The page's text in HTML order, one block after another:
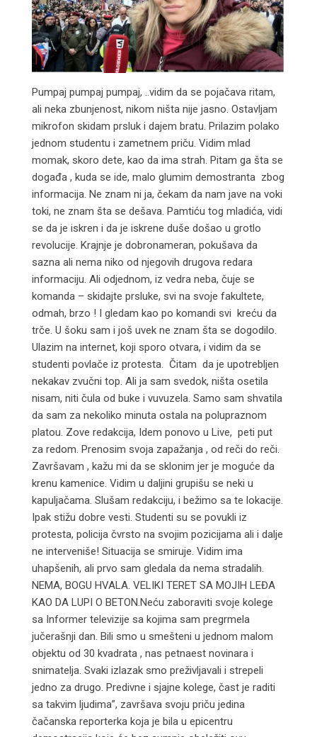
Pumpaj pumpaj pumpaj, ..vidim da se pojačava ritam,
ali neka zbunjenost, nikom ništa nije jasno. Ostavljam
mikrofon skidam prsluk i dajem bratu. Prilazim polako
jednom studentu i zametnem priču. Vidim mlad
momak, skoro dete, kao da ima strah. Pitam ga šta se
događa , kuda se ide, malo glumim demostranta zbog
informacija. Ne znam ni ja, čekam da nam jave na voki
toki, ne znam šta se dešava. Pamtiću tog mladića, vidi
se da je iskren i da je iskrene duše došao u grotlo
revolucije. Krajnje je dobronameran, pokušava da
sazna ali nema niko od njegovih drugova redara
informaciju. Ali odjednom, iz vedra neba, čuje se
komanda – skidajte prsluke, svi na svoje fakultete,
odmah, brzo ! I gledam kao po komandi svi kreću da
trče. U šoku sam i još uvek ne znam šta se dogodilo.
Ulazim na internet, koji sporo otvara, i vidim da se
studenti povlače iz protesta. Čitam da je upotrebljen
nekakav zvučni top. Ali ja sam svedok, ništa osetila
nisam, niti čula od buke i vuvuzela. Samo sam shvatila
da sam za nekoliko minuta ostala na polupraznom
platou. Zove redakcija, Idem ponovo u Live, peti put
za redom. Prenosim svoja zapažanja , od reči do reči.
Završavam , kažu mi da se sklonim jer je moguće da
krenu kamenice. Vidim u daljini grupišu se neki u
kapuljačama. Slušam redakciju, i bežimo sa te lokacije.
Ipak stižu dobre vesti. Studenti su se povukli iz
protesta, policija čvrsto na svojim pozicijama ali i dalje
ne interveniše! Situacija se smiruje. Vidim ima
uhapšenih, ali prvo sam gledala da nema stradalih.
NEMA, BOGU HVALA. VELIKI TERET SA MOJIH LEĐA
KAO DA LUPI O BETON.Neću zaboraviti svoje kolege
sa Informer televizije sa kojima sam pregrmela
jučerašnji dan. Bili smo u smešteni u jednom malom
objektu od 30 kvadrata , nas petnaest novinara i
snimatelja. Svaki izlazak smo preživljavali i strepeli
jedno za drugo. Predivne i sjajne kolege, čast je raditi
sa takvim ljudima”, završava svoju priču jedina
čačanska reporterka koja je bila u epicentru